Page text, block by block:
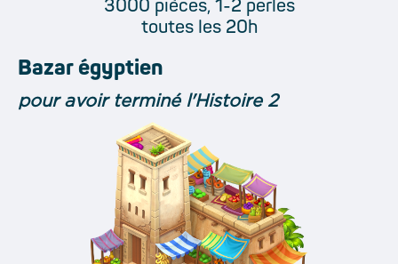
3000 pièces, 1-2 perles
toutes les 20h
Bazar égyptien
pour avoir terminé l'Histoire 2